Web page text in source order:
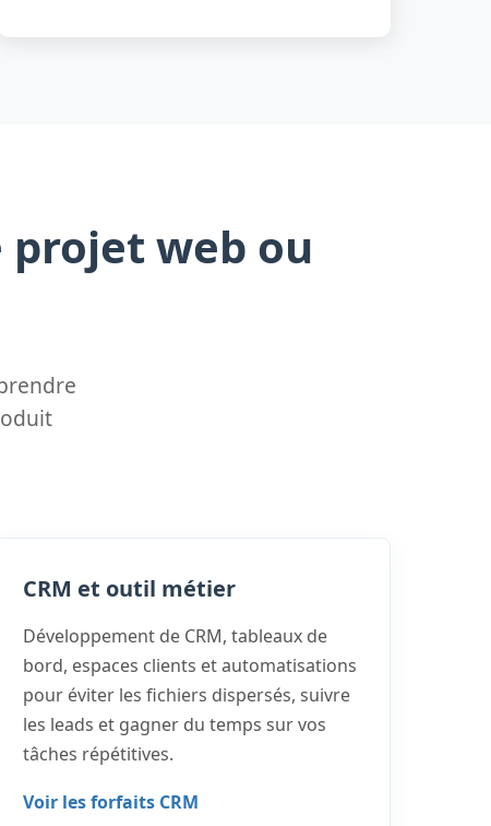
web ou
CRM et outil métier
Développement de CRM, tableaux de
bord, espaces clients et automatisations
pour éviter les fichiers dispersés, suivre
les leads et gagner du temps sur vos
tâches répétitives.
Voir les forfaits CRM